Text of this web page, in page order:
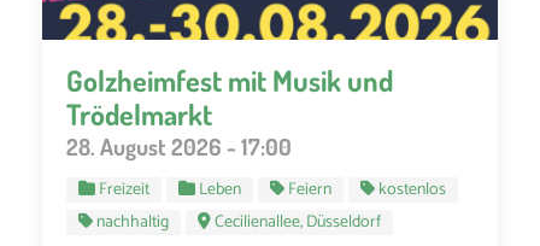
Golzheimfest mit Musik und
Trödelmarkt
28. August 2026 - 17:00
Freizeit Leben Feiern
kostenlos
nachhaltig
Cecilienallee, Düsseldorf